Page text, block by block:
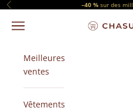
Passer au contenu
Précédent –40 % sur des
Menu
Meilleures
ventes
Vêtements